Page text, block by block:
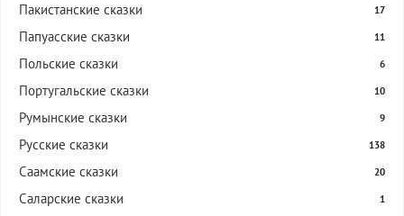
Пакистанские сказки 17
Папуасские сказки 11
Польские сказки 6
Португальские сказки 10
Румынские сказки 9
Русские сказки 138
Саамские сказки 20
Саларские сказки 1